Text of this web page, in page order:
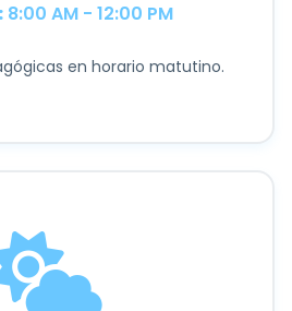
8:00 AM - 12:00 PM
en horario matutino.